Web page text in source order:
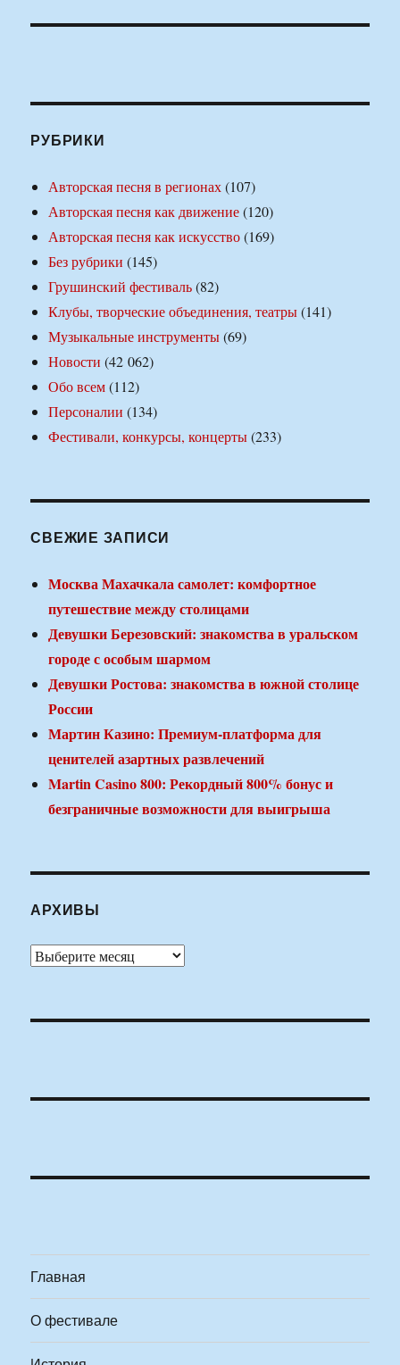
РУБРИКИ
Авторская песня в регионах(107)
Авторская песня как движение(120)
Авторская песня как искусство(169)
Без рубрики (145)
Грушинский фестиваль(82)
Клубы, творческие объединения, театры(141)
Музыкальные инструменты(69)
Новости (42 062)
Обо всем(112)
Персоналии (134)
Фестивали, конкурсы, концерты(233)
СВЕЖИЕ ЗАПИСИ
Москва Махачкала самолет: комфортное
путешествие между столицами
Девушки Березовский: знакомства в уральском
городе с особым шармом
Девушки Ростова: знакомства в южной столице
России
Мартин Казино: Премиум-платформа для
ценителей азартных развлечений
Martin Casino 800: Рекордный 800% бонус и
безграничные возможности для выигрыша
АРХИВЫ
Архивы
Главная
О фестивале